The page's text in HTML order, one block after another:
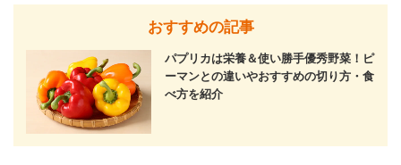
おすすめの記事
パプリカは栄養＆使い勝手優秀野菜！ピ
ーマンとの違いやおすすめの切り方・食
べ方を紹介